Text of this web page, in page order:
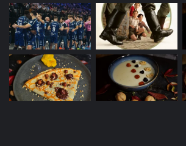
et moi »du réalisateur Renaud
Cinéma des Carmes 7 rue
Orléans
tarif habituel du cinéma